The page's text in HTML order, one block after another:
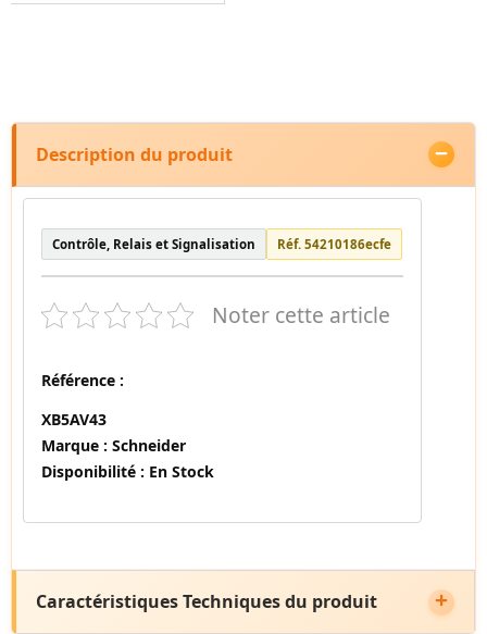
Description du produit
Contrôle, Relais et Signalisation Réf. 54210186ecfe
Noter cette article
Référence :
XB5AV43
Marque : Schneider
Disponibilité : En Stock
Caractéristiques Techniques du produit